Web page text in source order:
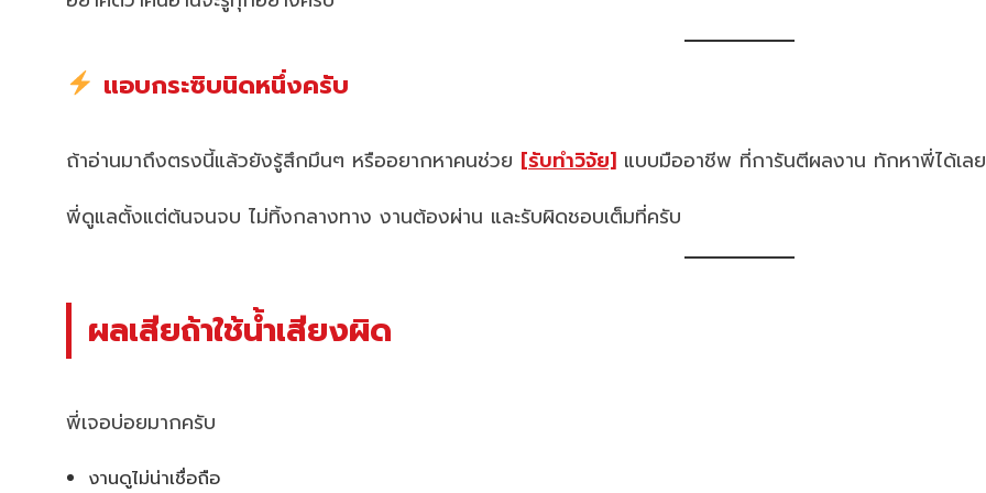
แอบกระซิบนิดหนึ่งครับ
ถ้าอ่านมาถึงตรงนี้แล้วยังรู้สึกมึนๆ หรืออยากหาคนช่วย [รับทำวิจัย] แบบมืออาชีพ ที่การันตีผลงาน ทักหาพี่ได้เล
พี่ดูแลตั้งแต่ต้นจนจบ ไม่ทิ้งกลางทาง งานต้องผ่าน และรับผิดชอบเต็มที่ครับ
ผลเสียถ้าใช้น้ำเสียงผิด
พี่เจอบ่อยมากครับ
งานดูไม่น่าเชื่อถือ